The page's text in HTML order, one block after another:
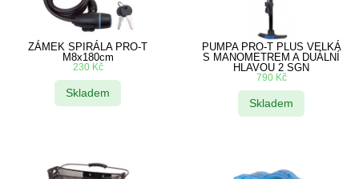
ZÁMEK SPIRÁLA PRO-T
M8x180cm
230 Kč
Skladem
PUMPA PRO-T PLUS VELKÁ
S MANOMETREM A DUÁLNÍ
HLAVOU 2 SGN
790 Kč
Skladem